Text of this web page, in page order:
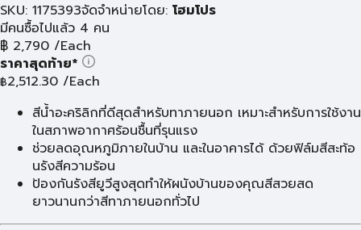
SKU: 1175393จัดจำหน่ายโดย: โฮมโปร
มีคนซื้อไปแล้ว 4 คน
฿ 2,790 /Each
ราคาสุดท้าย*
฿2,512.30 /Each
สีน้ำอะคริลิกที่ดีสุดสําหรับทาภายนอก เหมาะสำหรับการใช้งาน
ในสภาพอากาศร้อนชื้นที่รุนแรง
ช่วยลดอุณหภูมิภายในบ้าน และในอาคารได้ ด้วยฟิล์มสีสะท้อ
นรังสีความร้อน
ป้องกันรังสียูวีสูงสุดทําให้ผนังบ้านของคุณสีสวยสด
ยาวนานกว่าสีทาภายนอกทั่วไป